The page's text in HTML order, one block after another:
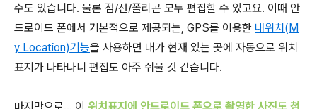
수도 있습니다. 물론 점/선/폴리곤 모두 편집할 수 있고요. 이때 안
드로이드 폰에서 기본적으로 제공되는, GPS를 이용한 내위치(M
y Location)기능을 사용하면 내가 현재 있는 곳에 자동으로 위치
표지가 나타나니 편집도 아주 쉬울 것 같습니다.
마지막으로... 이 위치표지에 안드로이드 폰으로 촬영한 사진도 첨